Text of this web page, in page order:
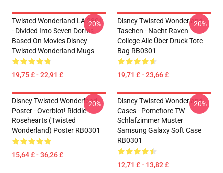
Twisted Wonderland LA 2801
- Divided Into Seven Dorms
Based On Movies Disney
Twisted Wonderland Mugs
19,75 £ - 22,91 £
-20%
Disney Twisted Wonderland
Taschen - Nacht Raven
College Alle Über Druck Tote
Bag RB0301
19,71 £ - 23,66 £
-20%
Disney Twisted Wonderland
Poster - Overblot! Riddle
Rosehearts (Twisted
Wonderland) Poster RB0301
15,64 £ - 36,26 £
-20%
Disney Twisted Wonderland
Cases - Pomefiore TW
Schlafzimmer Muster
Samsung Galaxy Soft Case
RB0301
12,71 £ - 13,82 £
-20%